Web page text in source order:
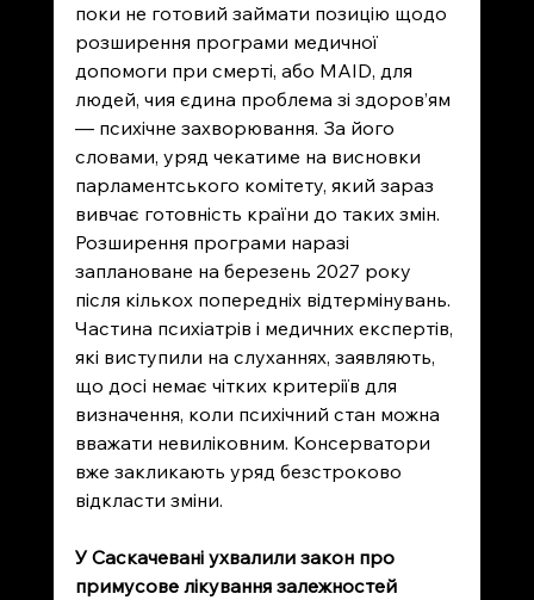
поки не готовий займати позицію щодо
розширення програми медичної
допомоги при смерті, або MAID, для
людей, чия єдина проблема зі здоров’ям
— психічне захворювання. За його
словами, уряд чекатиме на висновки
парламентського комітету, який зараз
вивчає готовність країни до таких змін.
Розширення програми наразі
заплановане на березень 2027 року
після кількох попередніх відтермінувань.
Частина психіатрів і медичних експертів,
які виступили на слуханнях, заявляють,
що досі немає чітких критеріїв для
визначення, коли психічний стан можна
вважати невиліковним. Консерватори
вже закликають уряд безстроково
відкласти зміни.
У Саскачевані ухвалили закон про
примусове лікування залежностей